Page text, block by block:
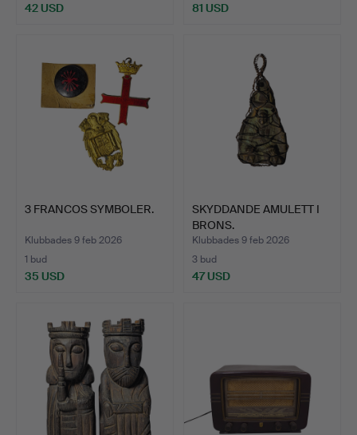
42 USD 81 USD
3 FRANCOS SYMBOLER.
Klubbades 9 feb 2026
1 bud
35 USD
SKYDDANDE AMULETT I
BRONS.
Klubbades 9 feb 2026
3 bud
47 USD